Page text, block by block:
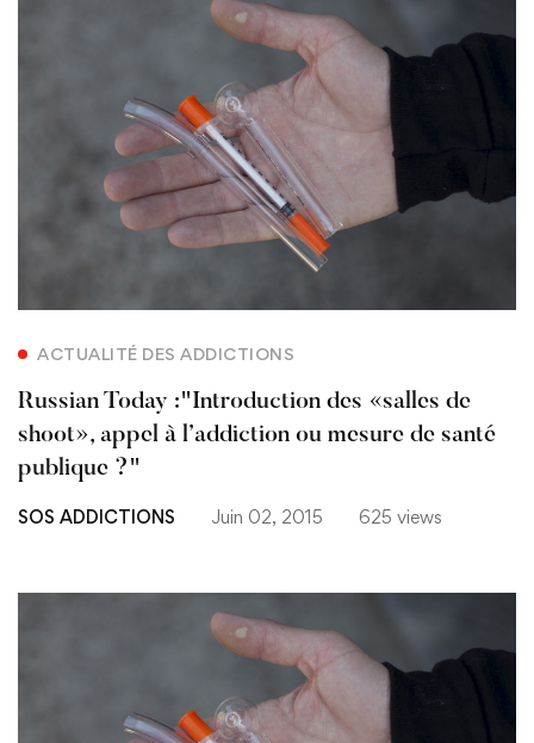
ACTUALITÉ DES ADDICTIONS
Russian Today :"Introduction des «salles de
shoot», appel à l’addiction ou mesure de santé
publique ?"
SOS ADDICTIONS Juin 02, 2015 625 views